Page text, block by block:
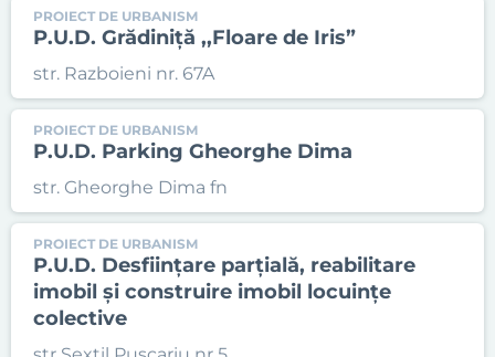
PROIECT DE URBANISM
P.U.D. Grădiniță ,,Floare de Iris”
str. Razboieni nr. 67A
PROIECT DE URBANISM
P.U.D. Parking Gheorghe Dima
str. Gheorghe Dima fn
PROIECT DE URBANISM
P.U.D. Desființare parțială, reabilitare
imobil și construire imobil locuințe
colective